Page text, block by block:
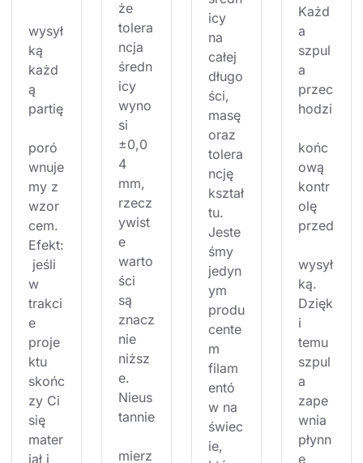
wysył
ką
każd
ą
partię
poró
wnuje
my z
wzor
cem.
Efekt:
jeśli
w
trakci
e
proje
ktu
skońc
zy Ci
się
mater
iał i
że
tolera
ncja
średn
icy
wyno
si
±0,0
4
mm,
rzecz
ywist
e
warto
ści
są
znacz
nie
niższ
e.
Nieus
tannie
mierz
icy
na
całej
długo
ści,
masę
oraz
tolera
ncję
kształ
tu.
Jeste
śmy
jedyn
ym
produ
cente
m
filam
entó
w na
świec
ie,
Każd
a
szpul
a
przec
hodzi
końc
ową
kontr
olę
przed
wysył
ką.
Dzięk
i
temu
szpul
a
zape
wnia
płynn
e